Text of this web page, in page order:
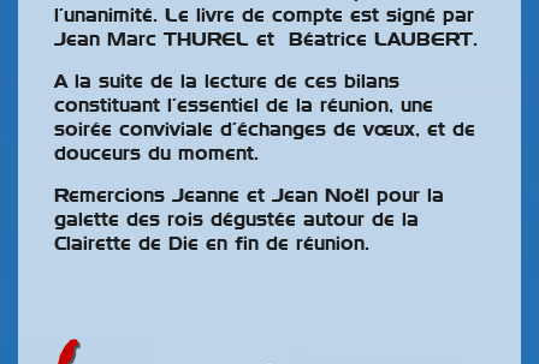
l’unanimité. Le livre de compte est signé par
Jean Marc THUREL et Béatrice LAUBERT.
A la suite de la lecture de ces bilans
constituant l’essentiel de la réunion, une
soirée conviviale d’échanges de vœux, et de
douceurs du moment.
Remercions Jeanne et Jean Noël pour la
galette des rois dégustée autour de la
Clairette de Die en fin de réunion.